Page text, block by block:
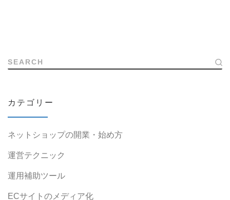
SEARCH
カテゴリー
ネットショップの開業・始め方
運営テクニック
運用補助ツール
ECサイトのメディア化